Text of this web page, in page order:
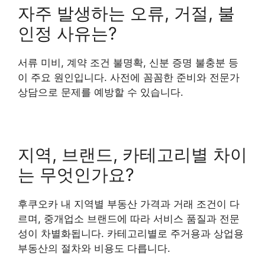
자주 발생하는 오류, 거절, 불
인정 사유는?
서류 미비, 계약 조건 불명확, 신분 증명 불충분 등
이 주요 원인입니다. 사전에 꼼꼼한 준비와 전문가
상담으로 문제를 예방할 수 있습니다.
지역, 브랜드, 카테고리별 차이
는 무엇인가요?
후쿠오카 내 지역별 부동산 가격과 거래 조건이 다
르며, 중개업소 브랜드에 따라 서비스 품질과 전문
성이 차별화됩니다. 카테고리별로 주거용과 상업용
부동산의 절차와 비용도 다릅니다.